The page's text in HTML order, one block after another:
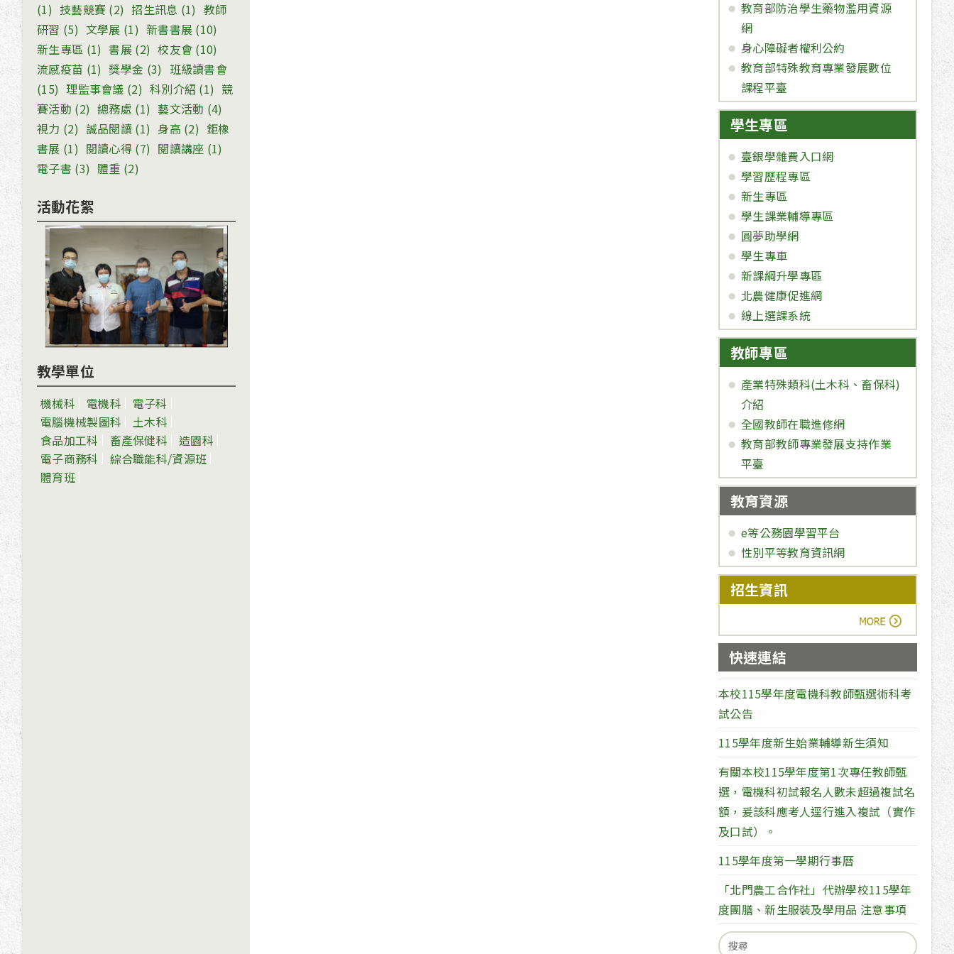
(1) 技藝競賽 (2) 招生訊息 (1) 教師
研習 (5) 文學展 (1) 新書書展 (10)
新生專區 (1) 書展 (2) 校友會 (10)
流感疫苗 (1) 獎學金 (3) 班級讀書會
(15) 理監事會議 (2) 科別介紹 (1) 競
賽活動 (2) 總務處 (1) 藝文活動 (4)
視力 (2) 誠品閱讀 (1) 身高 (2) 鉅橡
書展 (1) 閱讀心得 (7) 閱讀講座 (1)
電子書 (3) 體重 (2)
活動花絮
教學單位
機械科 電機科
電子科
電腦機械製圖科
土木科
食品加工科
畜產保健科
造園科
電子商務科
綜合職能科/資源班
體育班
教育部防治學生藥物濫用資源
網
身心障礙者權利公約
教育部特殊教育專業發展數位
課程平臺
學生專區
臺銀學雜費入口網
學習歷程專區
新生專區
學生課業輔導專區
圓夢助學網
學生專車
新課綱升學專區
北農健康促進網
線上選課系統
教師專區
產業特殊類科(土木科、畜保科)
介紹
全國教師在職進修網
教育部教師專業發展支持作業
平臺
教育資源
e等公務園學習平台
性別平等教育資訊網
招生資訊
快速連結
本校115學年度電機科教師甄選術科考
試公告
115學年度新生始業輔導新生須知
有關本校115學年度第1次專任教師甄
選，電機科初試報名人數未超過複試名
額，爰該科應考人逕行進入複試（實作
及口試）。
115學年度第一學期行事曆
「北門農工合作社」代辦學校115學年
度團膳、新生服裝及學用品 注意事項
Search